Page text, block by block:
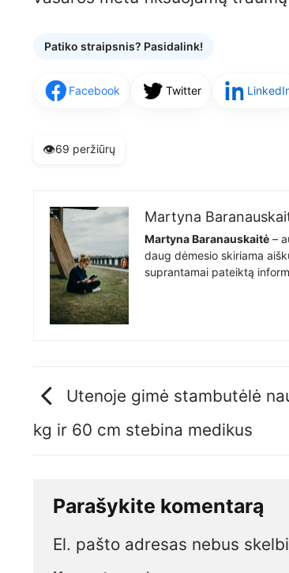
Patiko straipsnis? Pasidalink!
Facebook Twitter
👁️69 peržiūrų
Martyna
Martyna Baranauskaitė –
daug dėmesio skiriama
suprantamai pateiktą
Utenoje gimė stambutėlė
kg ir 60 cm stebina medikus
Parašykite komentarą
El. pašto adresas nebus